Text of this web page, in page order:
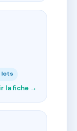
lots
la fiche →